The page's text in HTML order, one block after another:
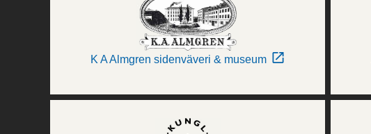
K A Almgren sidenväveri & museum